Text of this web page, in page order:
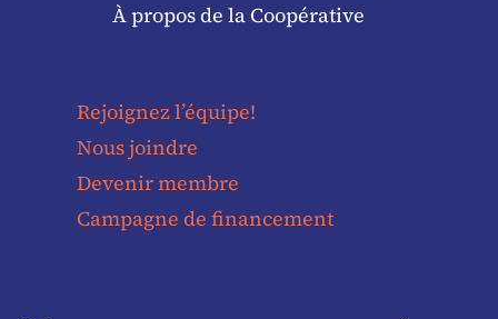
À propos de la Coopérative
Rejoignez l’équipe!
Nous joindre
Devenir membre
Campagne de financement